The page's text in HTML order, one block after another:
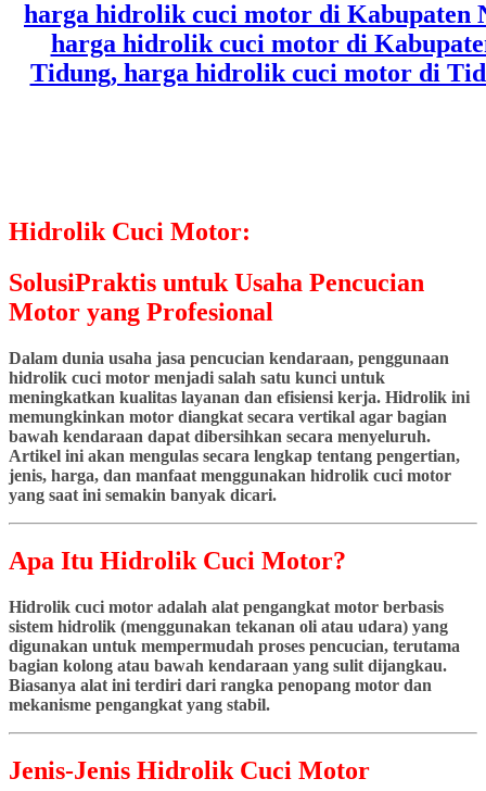
Hidrolik Cuci Motor:
SolusiPraktis untuk Usaha Pencucian
Motor yang Profesional
Dalam dunia usaha jasa pencucian kendaraan, penggunaan
hidrolik cuci motor menjadi salah satu kunci untuk
meningkatkan kualitas layanan dan efisiensi kerja. Hidrolik ini
memungkinkan motor diangkat secara vertikal agar bagian
bawah kendaraan dapat dibersihkan secara menyeluruh.
Artikel ini akan mengulas secara lengkap tentang pengertian,
jenis, harga, dan manfaat menggunakan hidrolik cuci motor
yang saat ini semakin banyak dicari.
Apa Itu Hidrolik Cuci Motor?
Hidrolik cuci motor adalah alat pengangkat motor berbasis
sistem hidrolik (menggunakan tekanan oli atau udara) yang
digunakan untuk mempermudah proses pencucian, terutama
bagian kolong atau bawah kendaraan yang sulit dijangkau.
Biasanya alat ini terdiri dari rangka penopang motor dan
mekanisme pengangkat yang stabil.
Jenis-Jenis Hidrolik Cuci Motor